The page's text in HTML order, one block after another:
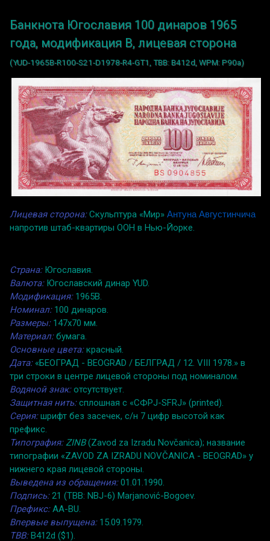
Банкнота Югославия 100 динаров 1965
года, модификация B, лицевая сторона
(YUD-1965B-R100-S21-D1978-R4-GT1, TBB: B412d, WPM: P90a)
Лицевая сторона:Скульптура «Мир» Антуна Августинчича
напротив штаб-квартиры ООН в Нью-Йорке.
Страна:Югославия.
Валюта:Югославский динар YUD.
Модификация:1965B.
Номинал:100 динаров.
Размеры:147x70 мм.
Материал:бумага.
Основные цвета:красный.
Дата:«БЕОГРАД - BEOGRAD / БЕЛГРАД / 12. VIII 1978.» в
три строки в центре лицевой стороны под номиналом.
Водяной знак:отсутствует.
Защитная нить:сплошная с «СФРJ-SFRJ» (printed).
Серия:шрифт без засечек, с/н 7 цифр высотой как
префикс.
Типография: ZINB(Zavod za Izradu Novčanica); название
типографии «ZAVOD ZA IZRADU NOVČANICA - BEOGRAD» у
нижнего края лицевой стороны.
Выведена из обращения:01.01.1990.
Подпись:21 (TBB: NBJ-6) Marjanović-Bogoev.
Префикс:AA-BU.
Впервые выпущена:15.09.1979.
TBB:B412d ($1).